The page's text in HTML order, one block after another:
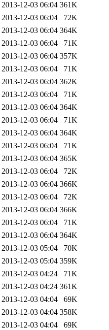
2013-12-03 06:04 361K
2013-12-03 06:04
72K
2013-12-03 06:04 364K
2013-12-03 06:04
71K
2013-12-03 06:04 357K
2013-12-03 06:04
71K
2013-12-03 06:04 362K
2013-12-03 06:04
71K
2013-12-03 06:04 364K
2013-12-03 06:04
71K
2013-12-03 06:04 364K
2013-12-03 06:04
71K
2013-12-03 06:04 365K
2013-12-03 06:04
72K
2013-12-03 06:04 366K
2013-12-03 06:04
72K
2013-12-03 06:04 366K
2013-12-03 06:04
71K
2013-12-03 06:04 364K
2013-12-03 05:04
70K
2013-12-03 05:04 359K
2013-12-03 04:24
71K
2013-12-03 04:24 361K
2013-12-03 04:04
69K
2013-12-03 04:04 358K
2013-12-03 04:04
69K